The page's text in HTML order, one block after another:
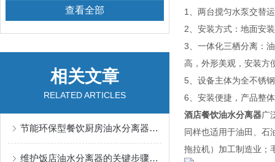
查看全部
相关文章
RELATED ARTICLES
节能环保型餐饮厨房油水分离器的优势分析
维护饭店油水分离器的关键步骤有哪些？
1、两台搅匀水泵交替
2、安装方式：地面安
3、一体化三栖分离：
高，外形美观，安装方
5、设备主体为全不锈
6、安装便捷，产品整
酒店餐饮油水分离器广
同样也适用于油田、石
拖拉机）加工制造业；